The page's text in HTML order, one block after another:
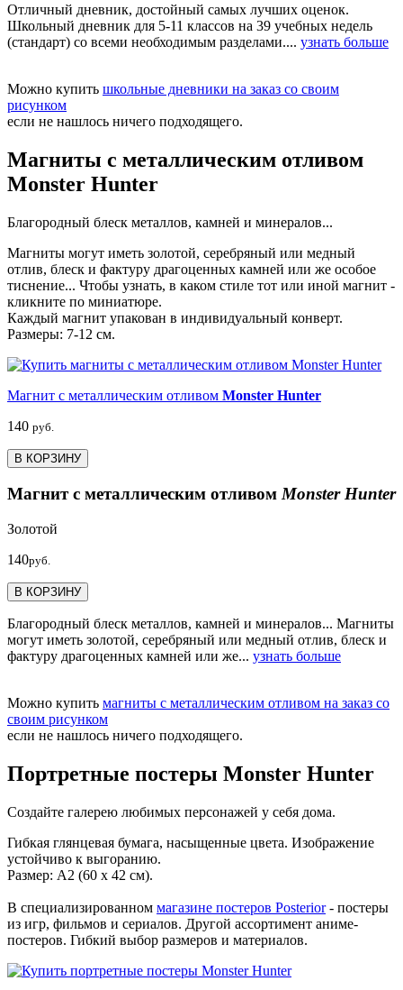
Отличный дневник, достойный самых лучших оценок.
Школьный дневник для 5-11 классов на 39 учебных недель
(стандарт) со всеми необходимым разделами.... узнать больше
Можно купить школьные дневники на заказ со своим
рисунком
если не нашлось ничего подходящего.
Магниты с металлическим отливом
Monster Hunter
Благородный блеск металлов, камней и минералов...
Магниты могут иметь золотой, серебряный или медный
отлив, блеск и фактуру драгоценных камней или же особое
тиснение... Чтобы узнать, в каком стиле тот или иной магнит -
кликните по миниатюре.
Каждый магнит упакован в индивидуальный конверт.
Размеры: 7-12 см.
Магнит с металлическим отливом Monster Hunter
140 руб.
В КОРЗИНУ
Магнит с металлическим отливомMonster Hunter
Золотой
140руб.
В КОРЗИНУ
Благородный блеск металлов, камней и минералов... Магниты
могут иметь золотой, серебряный или медный отлив, блеск и
фактуру драгоценных камней или же... узнать больше
Можно купить магниты с металлическим отливом на заказ со
своим рисунком
если не нашлось ничего подходящего.
Портретные постеры Monster Hunter
Создайте галерею любимых персонажей у себя дома.
Гибкая глянцевая бумага, насыщенные цвета. Изображение
устойчиво к выгоранию.
Размер: А2 (60 х 42 см).
В специализированном магазине постеров Posterior- постеры
из игр, фильмов и сериалов. Другой ассортимент аниме-
постеров. Гибкий выбор размеров и материалов.